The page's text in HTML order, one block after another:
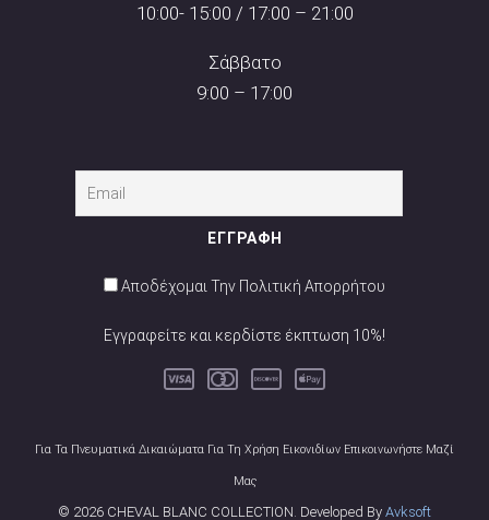
10:00- 15:00 / 17:00 – 21:00
Σάββατο
9:00 – 17:00
Αποδέχομαι Την Πολιτική Απορρήτου
Εγγραφείτε και κερδίστε έκπτωση 10%!
Για Τα Πνευματικά Δικαιώματα Για Τη Χρήση Εικονιδίων Επικοινωνήστε Μαζί
Μας
© 2026 CHEVAL BLANC COLLECTION. Developed By Avksoft